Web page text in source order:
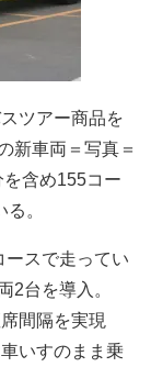
ツアー商品を
新車両＝写真＝
含め155コー
。
スで走ってい
2台を導入。
間隔を実現
いすのまま乗